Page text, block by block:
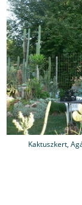
Kaktuszkert,